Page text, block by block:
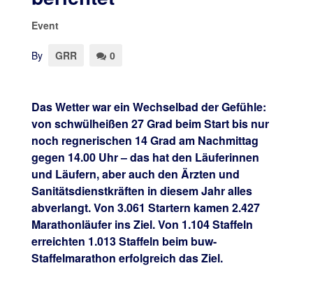
Event
By GRR 0
Das Wetter war ein Wechselbad der Gefühle:
von schwülheißen 27 Grad beim Start bis nur
noch regnerischen 14 Grad am Nachmittag
gegen 14.00 Uhr – das hat den Läuferinnen
und Läufern, aber auch den Ärzten und
Sanitätsdienstkräften in diesem Jahr alles
abverlangt. Von 3.061 Startern kamen 2.427
Marathonläufer ins Ziel. Von 1.104 Staffeln
erreichten 1.013 Staffeln beim buw-
Staffelmarathon erfolgreich das Ziel.